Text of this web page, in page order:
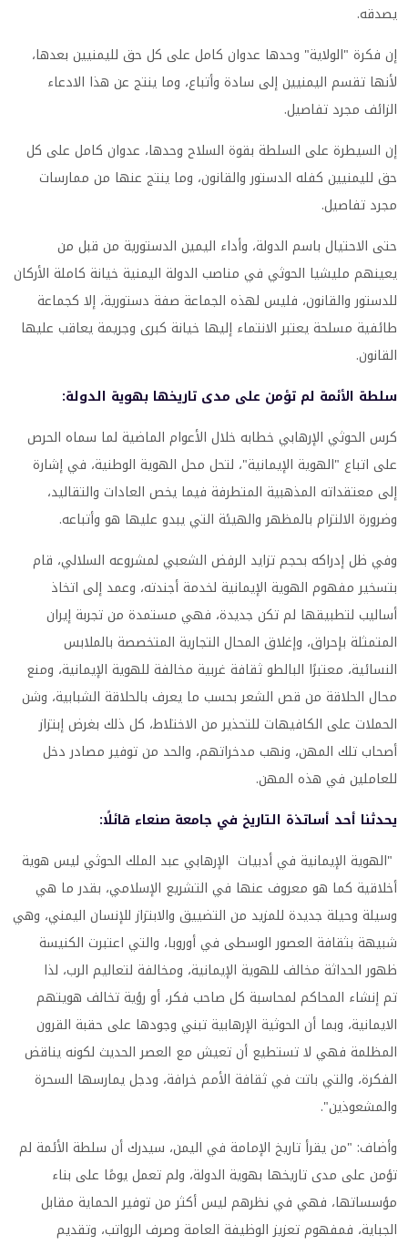
يصدقه.
إن فكرة "الولاية" وحدها عدوان كامل على كل حق لليمنيين بعدها،
لأنها تقسم اليمنيين إلى سادة وأتباع، وما ينتج عن هذا الادعاء
الزائف مجرد تفاصيل.
إن السيطرة على السلطة بقوة السلاح وحدها، عدوان كامل على كل
حق لليمنيين كفله الدستور والقانون، وما ينتج عنها من ممارسات
مجرد تفاصيل.
حتى الاحتيال باسم الدولة، وأداء اليمين الدستورية من قبل من
يعينهم مليشيا الحوثي في مناصب الدولة اليمنية خيانة كاملة الأركان
للدستور والقانون، فليس لهذه الجماعة صفة دستورية، إلا كجماعة
طائفية مسلحة يعتبر الانتماء إليها خيانة كبرى وجريمة يعاقب عليها
القانون.
سلطة الأئمة لم تؤمن على مدى تاريخها بهوية الدولة:
كرس الحوثي الإرهابي خطابه خلال الأعوام الماضية لما سماه الحرص
على اتباع "الهوية الإيمانية"، لتحل محل الهوية الوطنية، في إشارة
إلى معتقداته المذهبية المتطرفة فيما يخص العادات والتقاليد،
وضرورة الالتزام بالمظهر والهيئة التي يبدو عليها هو وأتباعه.
وفي ظل إدراكه بحجم تزايد الرفض الشعبي لمشروعه السلالي، قام
بتسخير مفهوم الهوية الإيمانية لخدمة أجندته، وعمد إلى اتخاذ
أساليب لتطبيقها لم تكن جديدة، فهي مستمدة من تجربة إيران
المتمثلة بإحراق، وإغلاق المحال التجارية المتخصصة بالملابس
النسائية، معتبرًا البالطو ثقافة غربية مخالفة للهوية الإيمانية، ومنع
محال الحلاقة من قص الشعر بحسب ما يعرف بالحلاقة الشبابية، وشن
الحملات على الكافيهات للتحذير من الاختلاط، كل ذلك بغرض إبتزاز
أصحاب تلك المهن، ونهب مدخراتهم، والحد من توفير مصادر دخل
للعاملين في هذه المهن.
يحدثنا أحد أساتذة التاريخ في جامعة صنعاء قائلًا:
"الهوية الإيمانية في أدبيات الإرهابي عبد الملك الحوثي ليس هوية
أخلاقية كما هو معروف عنها في التشريع الإسلامي، بقدر ما هي
وسيلة وحيلة جديدة للمزيد من التضييق والابتزاز للإنسان اليمني، وهي
شبيهة بثقافة العصور الوسطى في أوروبا، والتي اعتبرت الكنيسة
ظهور الحداثة مخالف للهوية الإيمانية، ومخالفة لتعاليم الرب، لذا
تم إنشاء المحاكم لمحاسبة كل صاحب فكر، أو رؤية تخالف هويتهم
الايمانية، وبما أن الحوثية الإرهابية تبني وجودها على حقبة القرون
المظلمة فهي لا تستطيع أن تعيش مع العصر الحديث لكونه يناقض
الفكرة، والتي باتت في ثقافة الأمم خرافة، ودجل يمارسها السحرة
والمشعوذين".
وأضاف: "من يقرأ تاريخ الإمامة في اليمن، سيدرك أن سلطة الأئمة لم
تؤمن على مدى تاريخها بهوية الدولة، ولم تعمل يومًا على بناء
مؤسساتها، فهي في نظرهم ليس أكثر من توفير الحماية مقابل
الجباية، فمفهوم تعزيز الوظيفة العامة وصرف الرواتب، وتقديم